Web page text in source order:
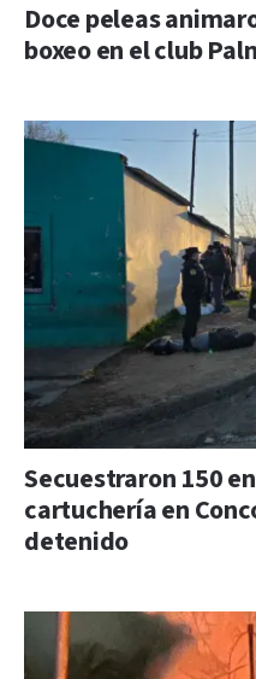
Doce peleas
boxeo en el club
Secuestraron 150
cartuchería en
detenido